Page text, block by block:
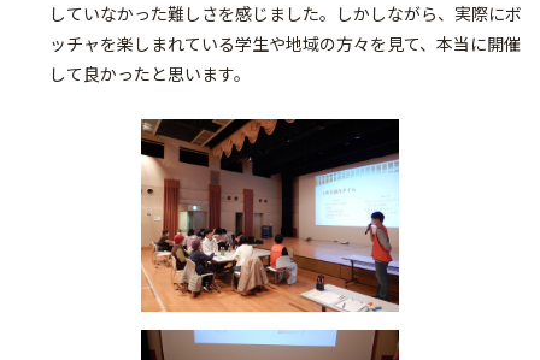
していなかった難しさを感じました。しかしながら、実際にボ
ッチャを楽しまれている学生や地域の方々を見て、本当に開催
して良かったと思います。